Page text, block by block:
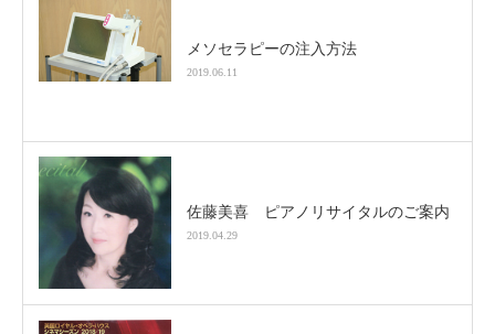
メソセラピーの注入方法
2019.06.11
佐藤美喜 ピアノリサイタルのご案内
2019.04.29